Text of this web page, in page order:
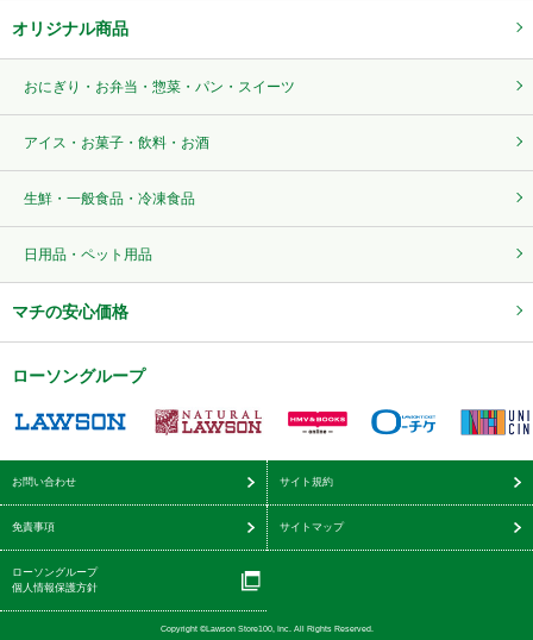
オリジナル商品
おにぎり・お弁当・惣菜・パン・スイーツ
アイス・お菓子・飲料・お酒
生鮮・一般食品・冷凍食品
日用品・ペット用品
マチの安心価格
ローソングループ
お問い合わせ サイト規約
免責事項 サイトマップ
ローソングループ
個人情報保護方針
Copyright ©Lawson Store100, Inc. All Rights Reserved.